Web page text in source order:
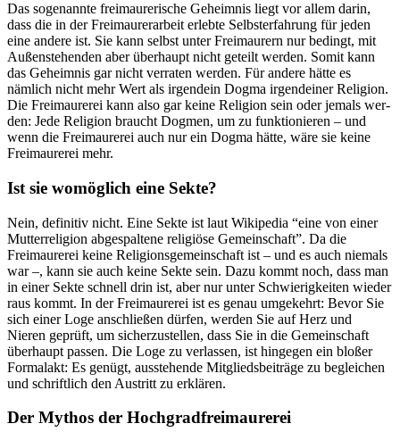
Das sogenannte freimaurerische Geheimnis liegt vor allem darin,
dass die in der Freimaurerarbeit erlebte Selbsterfahrung für jeden
eine andere ist. Sie kann selbst unter Freimaurern nur bedingt, mit
Außenstehenden aber über­haupt nicht geteilt werden. So­mit kann
das Geheimnis gar nicht verraten werden. Für an­dere hätte es
nämlich nicht mehr Wert als irgendein Dogma irgendeiner Religion.
Die Frei­maurerei kann also gar keine Religion sein oder jemals wer­
den: Jede Religion braucht Dog­men, um zu funktionieren – und
wenn die Freimaurerei auch nur ein Dogma hätte, wäre sie keine
Freimaurerei mehr.
Ist sie womöglich eine Sekte?
Nein, definitiv nicht. Eine Sekte ist laut Wikipedia “eine von ei­ner
Mutterreligion abgespaltene religiöse Gemeinschaft”. Da die
Freimaurerei keine Religionsge­meinschaft ist – und es auch niemals
war –, kann sie auch keine Sekte sein. Dazu kommt noch, dass man
in einer Sekte schnell drin ist, aber nur unter Schwierigkeiten wieder
raus kommt. In der Freimaurerei ist es genau umgekehrt: Bevor Sie
sich einer Loge anschließen dür­fen, werden Sie auf Herz und
Nieren geprüft, um sicherzustel­len, dass Sie in die Gemeinschaft
überhaupt passen. Die Loge zu verlassen, ist hingegen ein blo­ßer
Formalakt: Es genügt, aus­stehende Mitgliedsbeiträge zu begleichen
und schriftlich den Austritt zu erklären.
Der Mythos der Hochgrad­freimaurerei